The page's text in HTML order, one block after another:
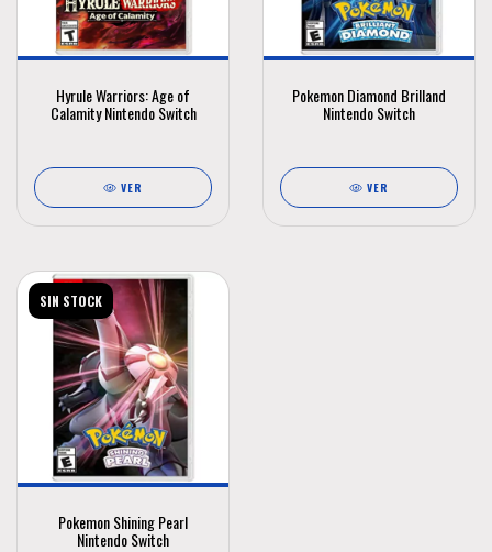
Hyrule Warriors: Age of
Calamity Nintendo Switch
VER
Pokemon Diamond Brilland
Nintendo Switch
VER
SIN STOCK
Pokemon Shining Pearl
Nintendo Switch